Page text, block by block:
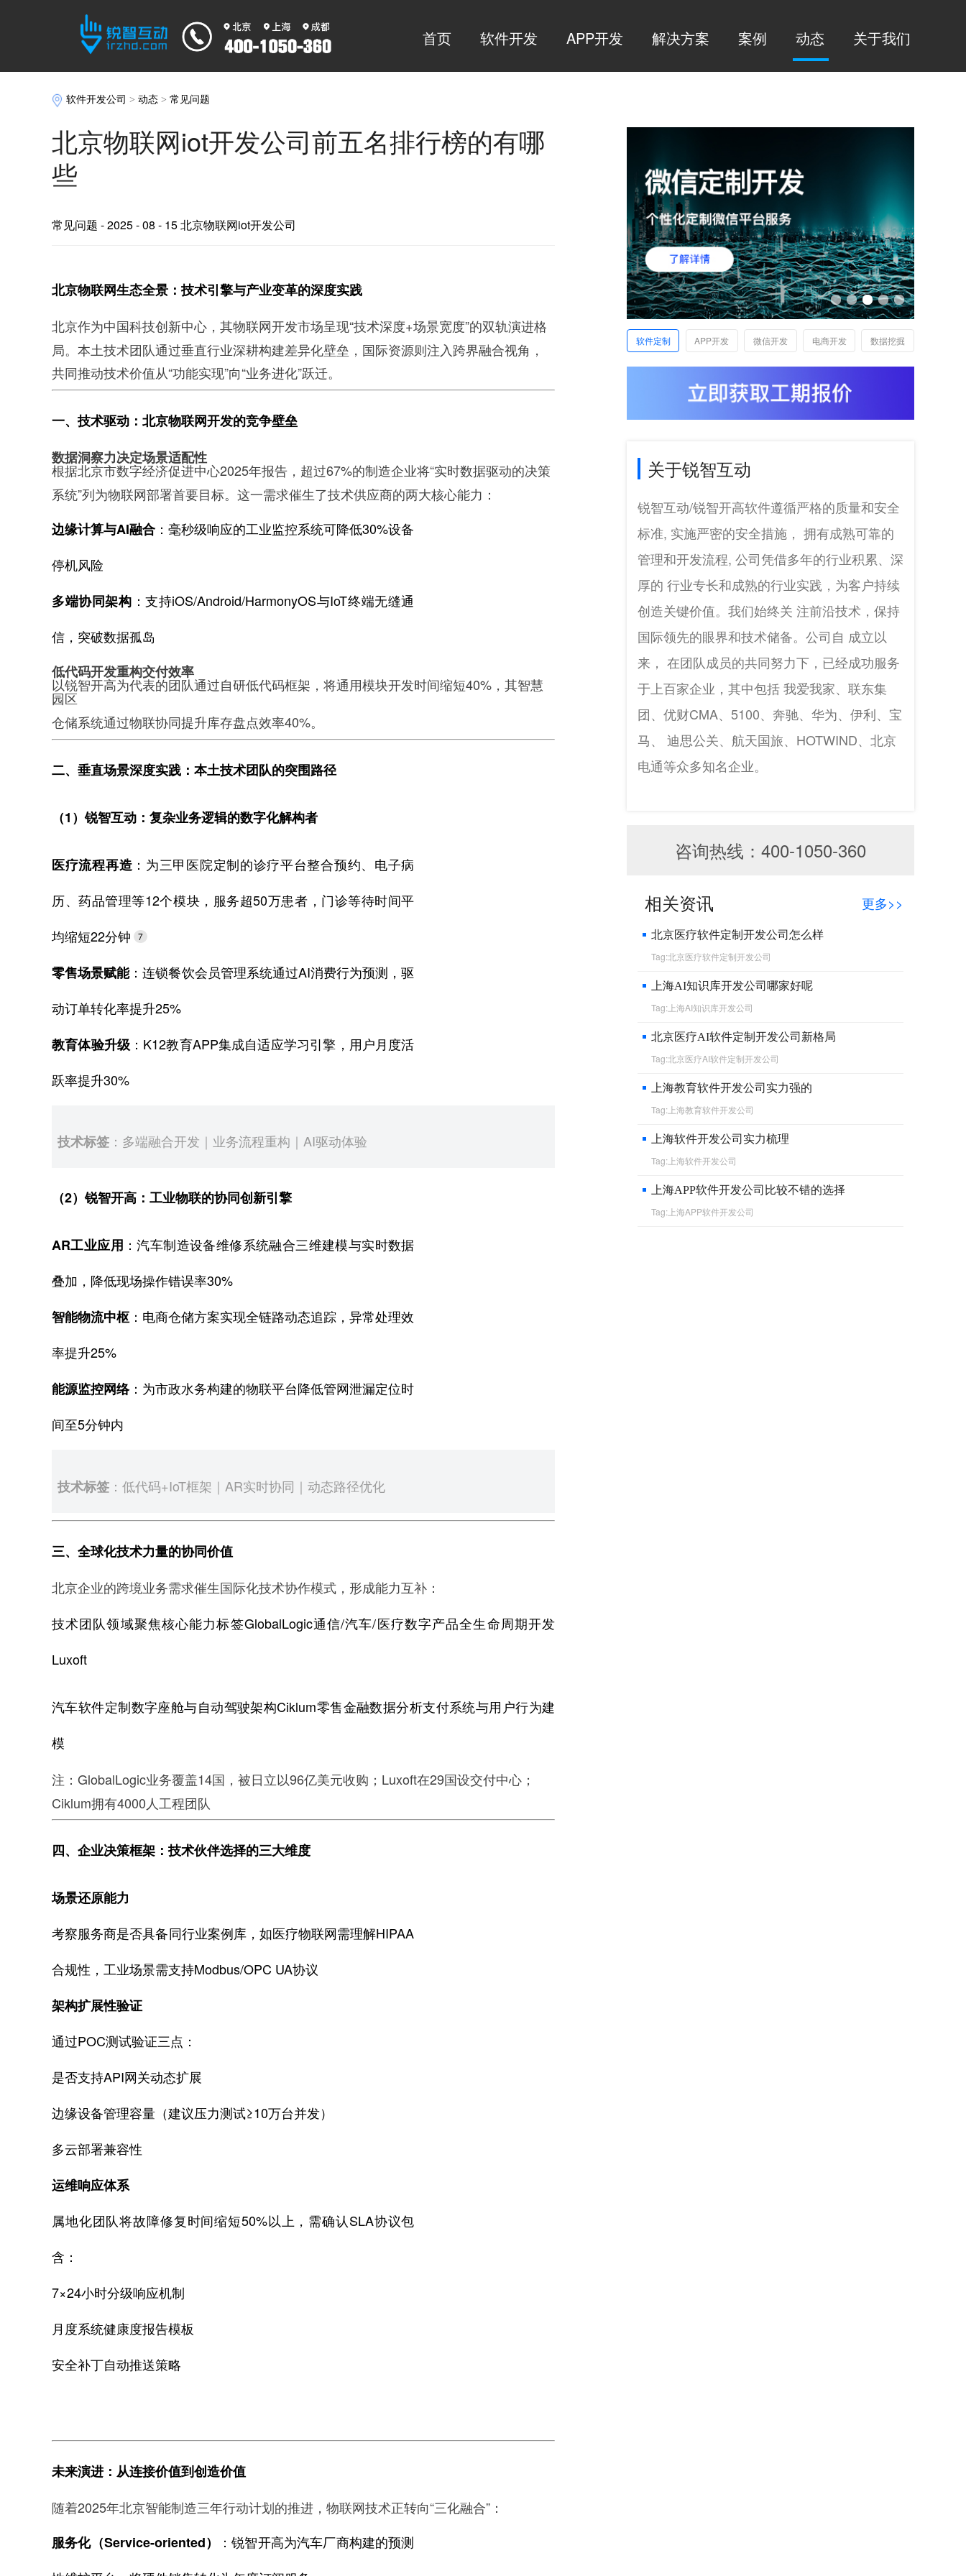
首页 软件开发 APP开发 解决方案 案例 动态 关于我们
软件开发公司 >动态 >常见问题
北京物联网iot开发公司前五名排行榜的有哪
些
常见问题 - 2025 - 08 - 15 北京物联网iot开发公司
北京物联网生态全景：技术引擎与产业变革的深度实践
北京作为中国科技创新中心，其物联网开发市场呈现“技术深度+场景宽度”的双轨演进格
局。本土技术团队通过垂直行业深耕构建差异化壁垒，国际资源则注入跨界融合视角，
共同推动技术价值从“功能实现”向“业务进化”跃迁。
一、技术驱动：北京物联网开发的竞争壁垒
数据洞察力决定场景适配性
根据北京市数字经济促进中心2025年报告，超过67%的制造企业将“实时数据驱动的决策
系统”列为物联网部署首要目标。这一需求催生了技术供应商的两大核心能力：
边缘计算与AI融合 ：毫秒级响应的工业监控系统可降低30%设备
停机风险
多端协同架构 ：支持iOS/Android/HarmonyOS与IoT终端无缝通
信，突破数据孤岛
低代码开发重构交付效率
以锐智开高为代表的团队通过自研低代码框架，将通用模块开发时间缩短40%，其智慧
园区
仓储系统通过物联协同提升库存盘点效率40%。
二、垂直场景深度实践：本土技术团队的突围路径
（1）锐智互动：复杂业务逻辑的数字化解构者
医疗流程再造 ：为三甲医院定制的诊疗平台整合预约、电子病
历、药品管理等12个模块，服务超50万患者，门诊等待时间平
均缩短22分钟
7
零售场景赋能：连锁餐饮会员管理系统通过AI消费行为预测，驱
动订单转化率提升25%
教育体验升级 ：K12教育APP集成自适应学习引擎，用户月度活
跃率提升30%
技术标签 ：多端融合开发｜业务流程重构｜AI驱动体验
（2）锐智开高：工业物联的协同创新引擎
AR工业应用 ：汽车制造设备维修系统融合三维建模与实时数据
叠加，降低现场操作错误率30%
智能物流中枢 ：电商仓储方案实现全链路动态追踪，异常处理效
率提升25%
能源监控网络：为市政水务构建的物联平台降低管网泄漏定位时
间至5分钟内
技术标签 ：低代码+IoT框架｜AR实时协同｜动态路径优化
三、全球化技术力量的协同价值
北京企业的跨境业务需求催生国际化技术协作模式，形成能力互补：
技术团队领域聚焦核心能力标签GlobalLogic通信/汽车/医疗数字产品全生命周期开发
Luxoft
汽车软件定制数字座舱与自动驾驶架构Ciklum零售金融数据分析支付系统与用户行为建
模
注：GlobalLogic业务覆盖14国，被日立以96亿美元收购；Luxoft在29国设交付中心；
Ciklum拥有4000人工程团队
四、企业决策框架：技术伙伴选择的三大维度
场景还原能力
考察服务商是否具备同行业案例库，如医疗物联网需理解HIPAA
合规性，工业场景需支持Modbus/OPC UA协议
架构扩展性验证
通过POC测试验证三点：
是否支持API网关动态扩展
边缘设备管理容量（建议压力测试≥10万台并发）
多云部署兼容性
运维响应体系
属地化团队将故障修复时间缩短50%以上，需确认SLA协议包
含：
7×24小时分级响应机制
月度系统健康度报告模板
安全补丁自动推送策略
未来演进：从连接价值到创造价值
随着2025年北京智能制造三年行动计划的推进，物联网技术正转向“三化融合”：
服务化（Service-oriented）
：锐智开高为汽车厂商构建的预测
软件定制 APP开发 微信开发 电商开发 数据挖掘
关于锐智互动
锐智互动/锐智开高软件遵循严格的质量和安全
标准, 实施严密的安全措施， 拥有成熟可靠的
管理和开发流程, 公司凭借多年的行业积累、深
厚的 行业专长和成熟的行业实践，为客户持续
创造关键价值。我们始终关 注前沿技术，保持
国际领先的眼界和技术储备。公司自 成立以
来， 在团队成员的共同努力下，已经成功服务
于上百家企业，其中包括 我爱我家、联东集
团、优财CMA、5100、奔驰、华为、伊利、宝
马、 迪思公关、航天国旅、HOTWIND、北京
电通等众多知名企业。
咨询热线：400-1050-360
相关资讯 更多>>
北京医疗软件定制开发公司怎么样
Tag:北京医疗软件定制开发公司
上海AI知识库开发公司哪家好呢
Tag:上海AI知识库开发公司
北京医疗AI软件定制开发公司新格局
Tag:北京医疗AI软件定制开发公司
上海教育软件开发公司实力强的
Tag:上海教育软件开发公司
上海软件开发公司实力梳理
Tag:上海软件开发公司
上海APP软件开发公司比较不错的选择
Tag:上海APP软件开发公司